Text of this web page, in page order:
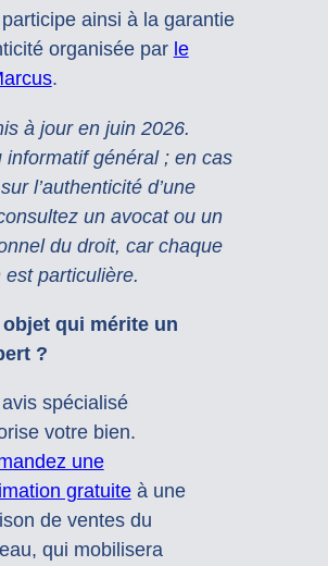
participe ainsi à la garantie
organisée par le
.
à jour en juin 2026.
informatif général ; en cas
l’authenticité d’une
un avocat ou un
du droit, car chaque
est particulière.
objet qui mérite un
?
spécialisé
votre bien.
une
gratuiteà une
de ventes du
qui mobilisera